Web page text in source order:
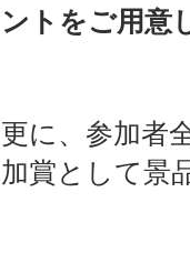
ントをご用意
更に、参加者
加賞として景